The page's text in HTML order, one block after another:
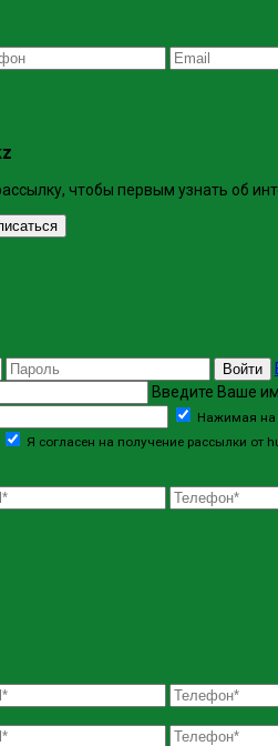
чтобы первым узнать об
Войти
Введите Ваше
Нажимая на
Я согласен на получение рассылки от